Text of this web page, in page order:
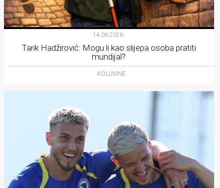
14.06.2026.
Tarik Hadžirović: Mogu li kao slijepa osoba pratiti
mundijal?
KOLUMNE